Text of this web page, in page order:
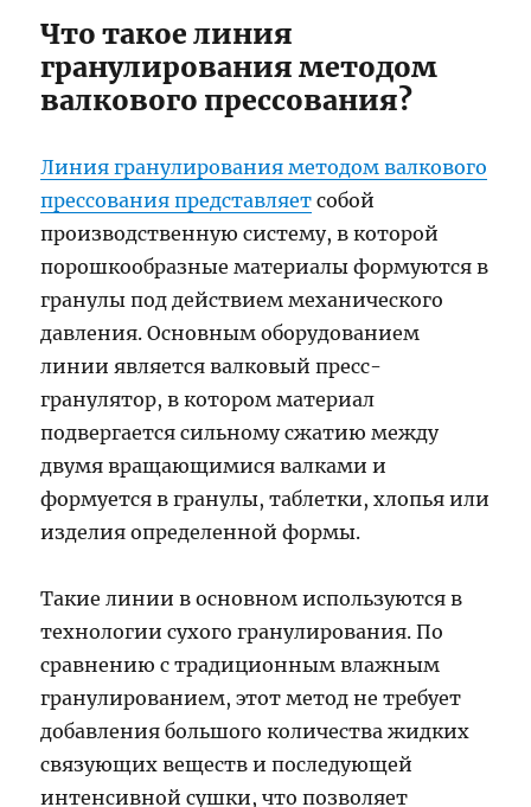
Что такое линия
гранулирования методом
валкового прессования?
Линия гранулирования методом валкового
прессования представляет собой
производственную систему, в которой
порошкообразные материалы формуются в
гранулы под действием механического
давления. Основным оборудованием
линии является валковый пресс-
гранулятор, в котором материал
подвергается сильному сжатию между
двумя вращающимися валками и
формуется в гранулы, таблетки, хлопья или
изделия определенной формы.
Такие линии в основном используются в
технологии сухого гранулирования. По
сравнению с традиционным влажным
гранулированием, этот метод не требует
добавления большого количества жидких
связующих веществ и последующей
интенсивной сушки, что позволяет